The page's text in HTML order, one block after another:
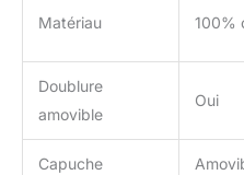
Matériau 100%
Doublure
amovible
Oui
Capuche